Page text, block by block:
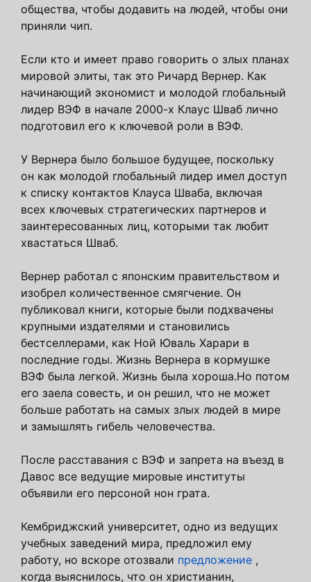
общества, чтобы додавить на людей, чтобы они
приняли чип.
Если кто и имеет право говорить о злых планах
мировой элиты, так это Ричард Вернер. Как
начинающий экономист и молодой глобальный
лидер ВЭФ в начале 2000-х Клаус Шваб лично
подготовил его к ключевой роли в ВЭФ.
У Вернера было большое будущее, поскольку
он как молодой глобальный лидер имел доступ
к списку контактов Клауса Шваба, включая
всех ключевых стратегических партнеров и
заинтересованных лиц, которыми так любит
хвастаться Шваб.
Вернер работал с японским правительством и
изобрел количественное смягчение. Он
публиковал книги, которые были подхвачены
крупными издателями и становились
бестселлерами, как Ной Юваль Харари в
последние годы. Жизнь Вернера в кормушке
ВЭФ была легкой. Жизнь была хороша.Но потом
его заела совесть, и он решил, что не может
больше работать на самых злых людей в мире
и замышлять гибель человечества.
После расставания с ВЭФ и запрета на въезд в
Давос все ведущие мировые институты
объявили его персоной нон грата.
Кембриджский университет, одно из ведущих
учебных заведений мира, предложил ему
работу, но вскоре отозвали предложение ,
когда выяснилось, что он христианин,